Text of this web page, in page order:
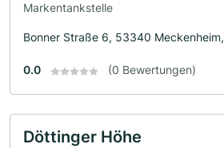
Markentankstelle
Bonner Straße 6, 53340
0.0 (0 Bewertungen)
Döttinger Höhe